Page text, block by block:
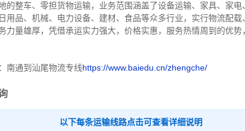
的整车、零担货物运输，业务范围涵盖了设备运输、家具、家
用品、机械、电力设备、建材、食品等众多行业，实行物流配
力量雄厚，凭借承运实力强大，价格实惠，服务热情周到的优
南通到汕尾物流专线https://www.baiedu.cn/zhengche/
以下每条运输线路点击可查看详细说明